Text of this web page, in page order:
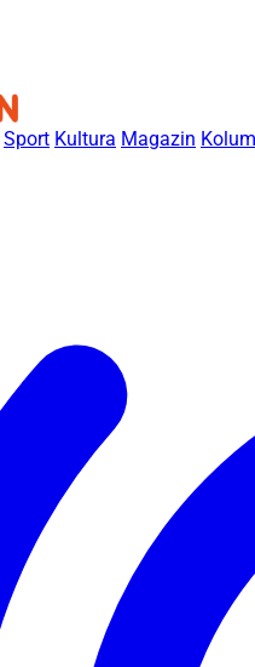
Sport Kultura Magazin